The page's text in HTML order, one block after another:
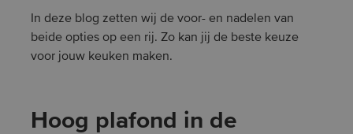
In deze blog zetten wij de voor- en nadelen van
beide opties op een rij. Zo kan jij de beste keuze
voor jouw keuken maken.
Hoog plafond in de